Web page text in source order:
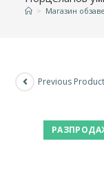
> Магазин
Previous Product